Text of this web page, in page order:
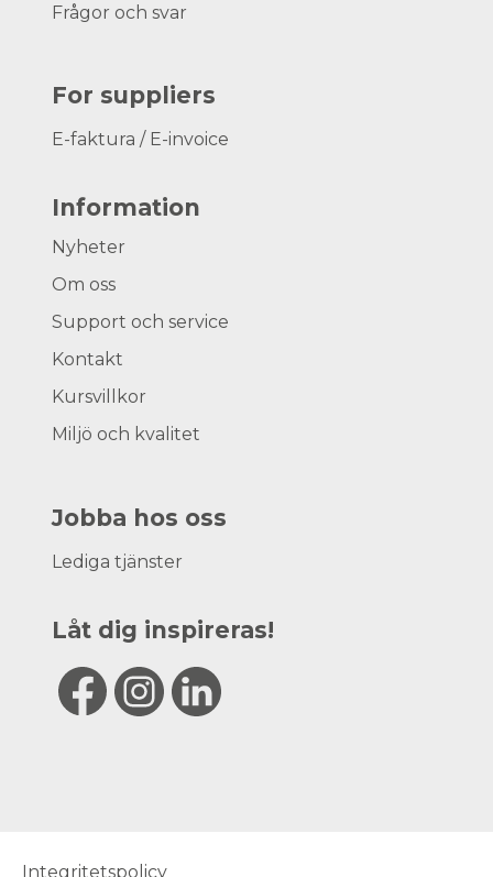
Frågor och svar
For suppliers
E-faktura / E-invoice
Information
Nyheter
Om oss
Support och service
Kontakt
Kursvillkor
Miljö och kvalitet
Jobba hos oss
Lediga tjänster
Låt dig inspireras!
Integritetspolicy